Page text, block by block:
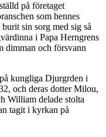
på företaget
som hennes
sin sorg med sig så
i Papa Herngrens
dimman och försvann
kungliga Djurgrden i
och deras dotter Milou,
William delade stolta
tagit i kyrkan på